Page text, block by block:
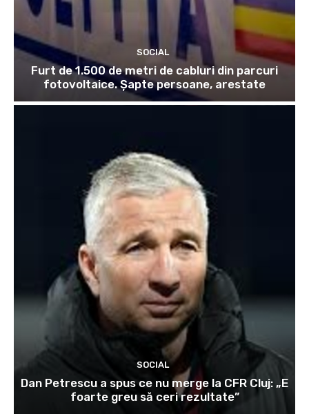
SOCIAL
Furt de 1.500 de metri de cabluri din parcuri
fotovoltaice. Șapte persoane, arestate
SOCIAL
Dan Petrescu a spus ce nu merge la CFR Cluj: „E
foarte greu să ceri rezultate”